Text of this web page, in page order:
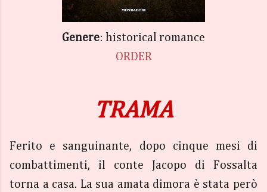
Genere: historical romance
ORDER
TRAMA
Ferito e sanguinante, dopo cinque mesi di
combattimenti, il conte Jacopo di Fossalta
torna a casa. La sua amata dimora è stata però